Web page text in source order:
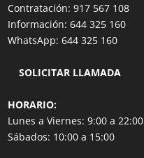
Contratación:917 567 108
Información:644 325 160
WhatsApp:644 325 160
SOLICITAR LLAMADA
HORARIO:
Lunes a Viernes: 9:00 a 22:00
Sábados: 10:00 a 15:00